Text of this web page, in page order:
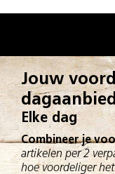
Jouw
Elke dag
Combineer je
artikelen per 2
hoe voordeliger